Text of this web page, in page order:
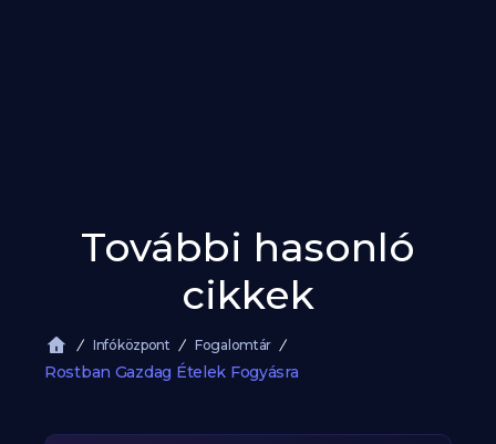
További hasonló
cikkek
Infóközpont Fogalomtár
Rostban Gazdag Ételek Fogyásra